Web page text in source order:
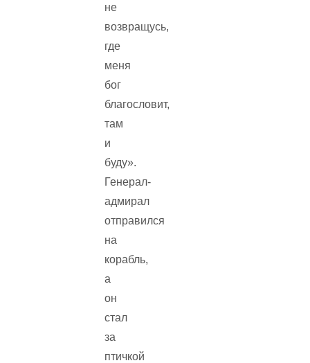
не
возвращусь,
где
меня
бог
благословит,
там
и
буду».
Генерал-
адмирал
отправился
на
корабль,
а
он
стал
за
птичкой